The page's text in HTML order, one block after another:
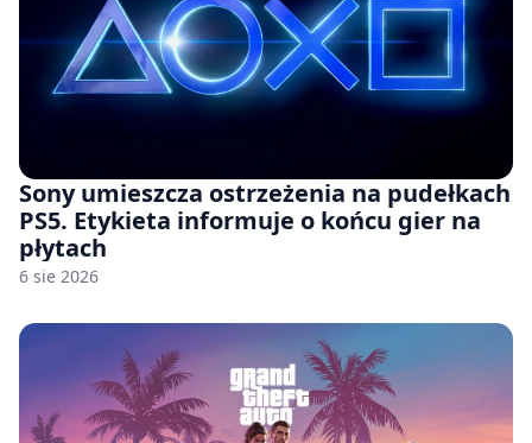
Sony umieszcza ostrzeżenia na pudełkach
PS5. Etykieta informuje o końcu gier na
płytach
6 sie 2026